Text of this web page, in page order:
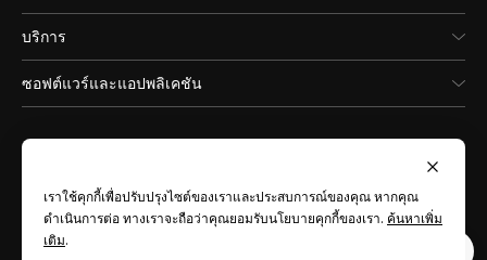
บริการ
ซอฟต์แวร์และแอปพลิเคชัน
Thailand (ไทย)
เราใช้คุกกี้เพื่อปรับปรุงไซต์ของเราและประสบการณ์ของคุณ หากคุณ
ดำเนินการต่อ ทางเราจะถือว่าคุณยอมรับนโยบายคุกกี้ของเรา. ค้นหาเพิ่ม
เติม.